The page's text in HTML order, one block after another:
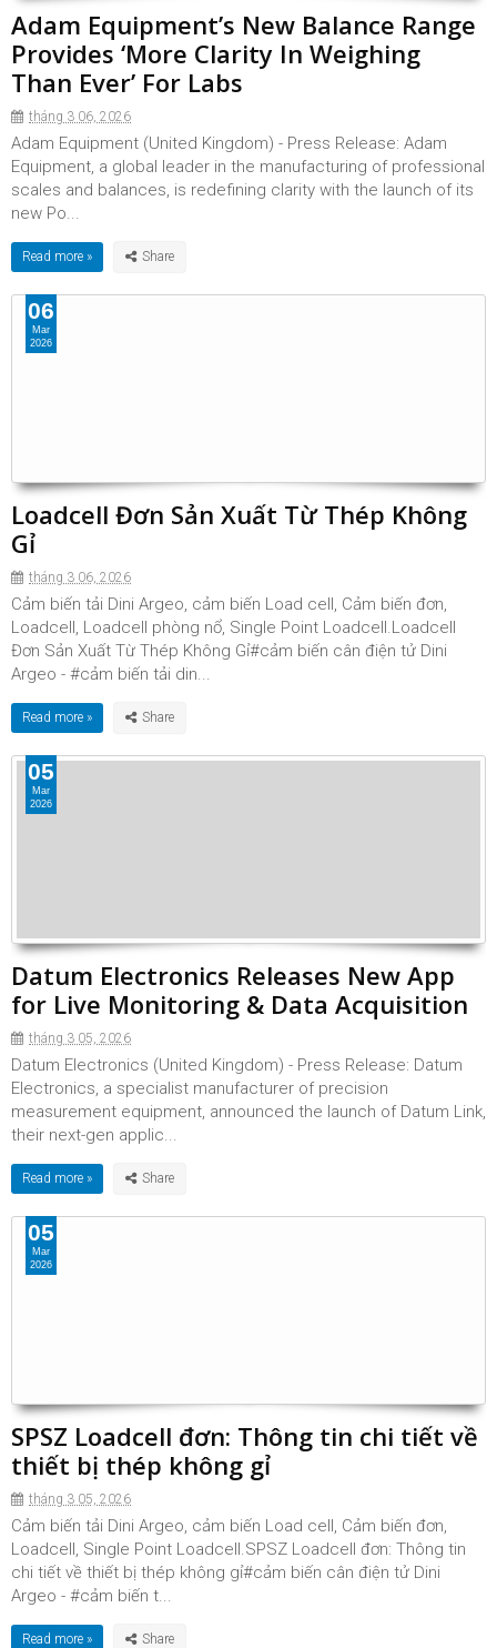
Adam Equipment’s New Balance Range
Provides ‘More Clarity In Weighing
Than Ever’ For Labs
tháng 3 06, 2026
Adam Equipment (United Kingdom) - Press Release: Adam
Equipment, a global leader in the manufacturing of professional
scales and balances, is redefining clarity with the launch of its
new Po...
Read more »
Loadcell Đơn Sản Xuất Từ Thép Không
Gỉ
tháng 3 06, 2026
Cảm biến tải Dini Argeo, cảm biến Load cell, Cảm biến đơn,
Loadcell, Loadcell phòng nổ, Single Point Loadcell.Loadcell
Đơn Sản Xuất Từ Thép Không Gỉ#cảm biến cân điện tử Dini
Argeo - #cảm biến tải din...
Read more »
06
Mar
2026
Datum Electronics Releases New App
for Live Monitoring & Data Acquisition
tháng 3 05, 2026
Datum Electronics (United Kingdom) - Press Release: Datum
Electronics, a specialist manufacturer of precision
measurement equipment, announced the launch of Datum Link,
their next-gen applic...
Read more »
05
Mar
2026
SPSZ Loadcell đơn: Thông tin chi tiết về
thiết bị thép không gỉ
tháng 3 05, 2026
Cảm biến tải Dini Argeo, cảm biến Load cell, Cảm biến đơn,
Loadcell, Single Point Loadcell.SPSZ Loadcell đơn: Thông tin
chi tiết về thiết bị thép không gỉ#cảm biến cân điện tử Dini
Argeo - #cảm biến t...
Read more »
05
Mar
2026